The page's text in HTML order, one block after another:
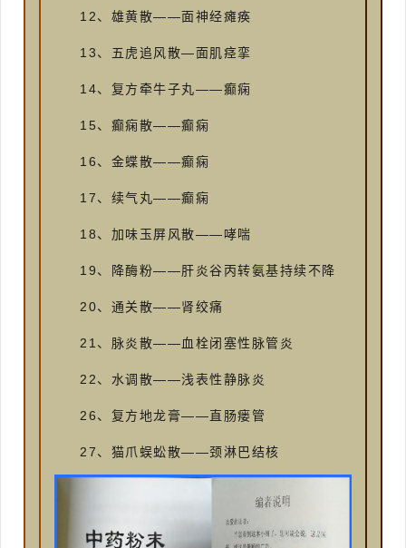
12、雄黄散——面神经瘫痪
13、五虎追风散—面肌痉挛
14、复方牵牛子丸——癫痫
15、癫痫散——癫痫
16、金蝶散——癫痫
17、续气丸——癫痫
18、加味玉屏风散——哮喘
19、降酶粉——肝炎谷丙转氨基持续不降
20、通关散——肾绞痛
21、脉炎散——血栓闭塞性脉管炎
22、水调散——浅表性静脉炎
26、复方地龙膏——直肠瘘管
27、猫爪蜈蚣散——颈淋巴结核